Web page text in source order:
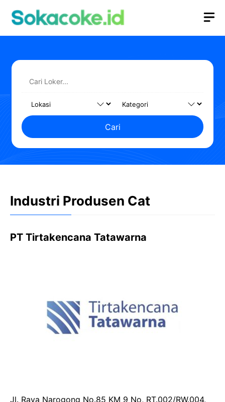
Cari
Industri Produsen Cat
PT Tirtakencana Tatawarna
Jl. Raya Narogong No.85 KM 9 No, RT.002/RW.004,